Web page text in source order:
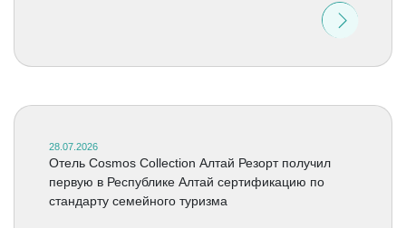
28.07.2026
Отель Cosmos Collection Алтай Резорт получил
первую в Республике Алтай сертификацию по
стандарту семейного туризма